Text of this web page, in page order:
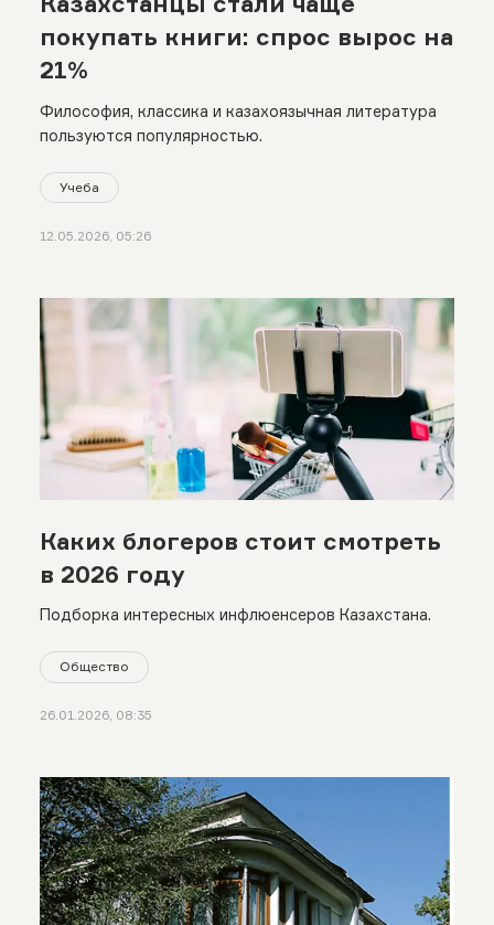
покупать книги: спрос вырос на
21%
Философия, классика и казахоязычная литература
пользуются популярностью.
Учеба
12.05.2026, 05:26
Каких блогеров стоит смотреть
в 2026 году
Подборка интересных инфлюенсеров Казахстана.
Общество
26.01.2026, 08:35